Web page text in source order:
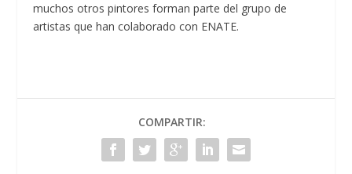
muchos otros pintores forman parte del grupo de
artistas que han colaborado con ENATE.
COMPARTIR: